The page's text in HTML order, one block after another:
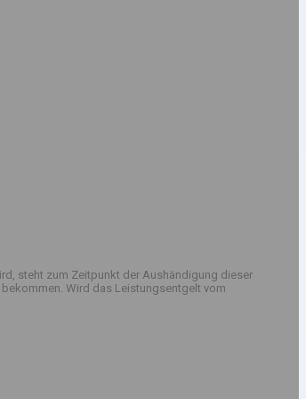
steht zum Zeitpunkt der Aushändigung dieser
Wird das Leistungsentgelt vom